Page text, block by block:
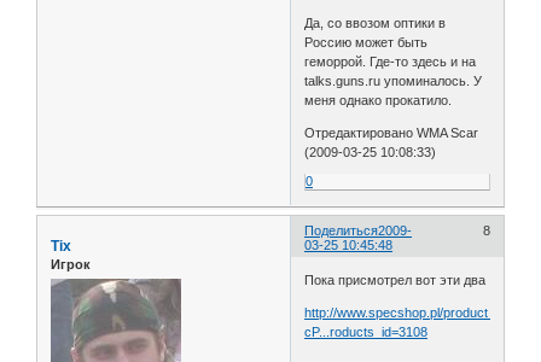
Да, со ввозом оптики в
Россию может быть
геморрой. Где-то здесь и на
talks.guns.ru упоминалось. У
меня однако прокатило.
Отредактировано WMA Scar
(2009-03-25 10:08:33)
0
Поделиться 8
2009-
03-25 10:45:48
Tix
Игрок
Пока присмотрел вот эти два
http://www.specshop.pl/
cP...roducts_id=3108